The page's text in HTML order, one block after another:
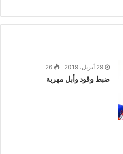
a
m
29 أبريل، 2019 26
ضبط وقود وأبل مهربة